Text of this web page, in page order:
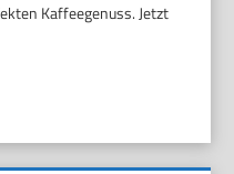
Kaffeegenuss. Jetzt